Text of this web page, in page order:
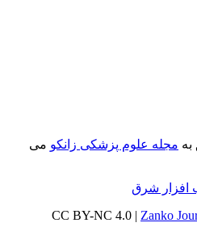
پزشکی زانکومی